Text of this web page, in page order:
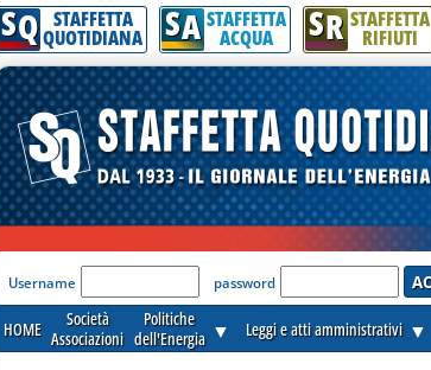
SQ STAFFETTA
QUOTIDIANA SA STAFFETTA
ACQUA SR STAFFETTA
RIFIUTI
'Modulo Login per accedere'
Username password
HOME
Società
Associazioni
Politiche
dell'Energia ▼ Leggi e atti amministrativi ▼